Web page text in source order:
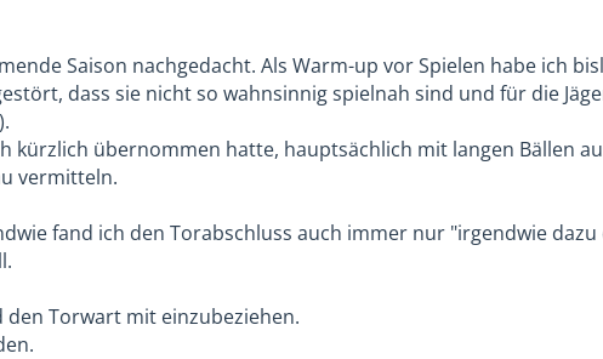
Saison nachgedacht. Als Warm-up vor Spielen habe ich
dass sie nicht so wahnsinnig spielnah sind und für die
kürzlich übernommen hatte, hauptsächlich mit langen Bällen
vermitteln.
fand ich den Torabschluss auch immer nur "irgendwie dazu
den Torwart mit einzubeziehen.